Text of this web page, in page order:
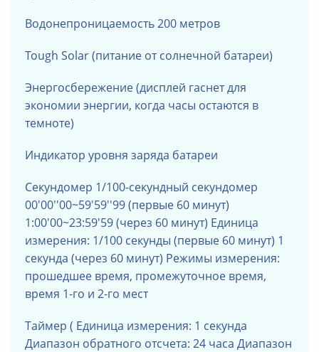
Водонепроницаемость 200 метров
Tough Solar (питание от солнечной батареи)
Энергосбережение (дисплей гаснет для
экономии энергии, когда часы остаются в
темноте)
Индикатор уровня заряда батареи
Секундомер 1/100-секундный секундомер
00'00''00~59'59''99 (первые 60 минут)
1:00'00~23:59'59 (через 60 минут) Единица
измерения: 1/100 секунды (первые 60 минут) 1
секунда (через 60 минут) Режимы измерения:
прошедшее время, промежуточное время,
время 1-го и 2-го мест
Таймер ( Единица измерения: 1 секунда
Диапазон обратного отсчета: 24 часа Диапазон